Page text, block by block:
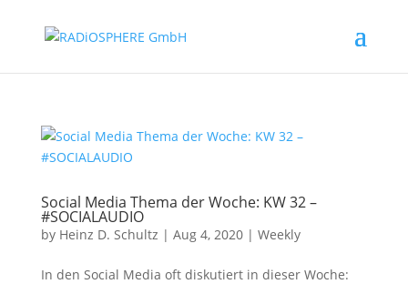
Social Media Thema der Woche: KW 32 –
#SOCIALAUDIO
by Heinz D. Schultz | Aug 4, 2020| Weekly
In den Social Media oft diskutiert in dieser Woche: